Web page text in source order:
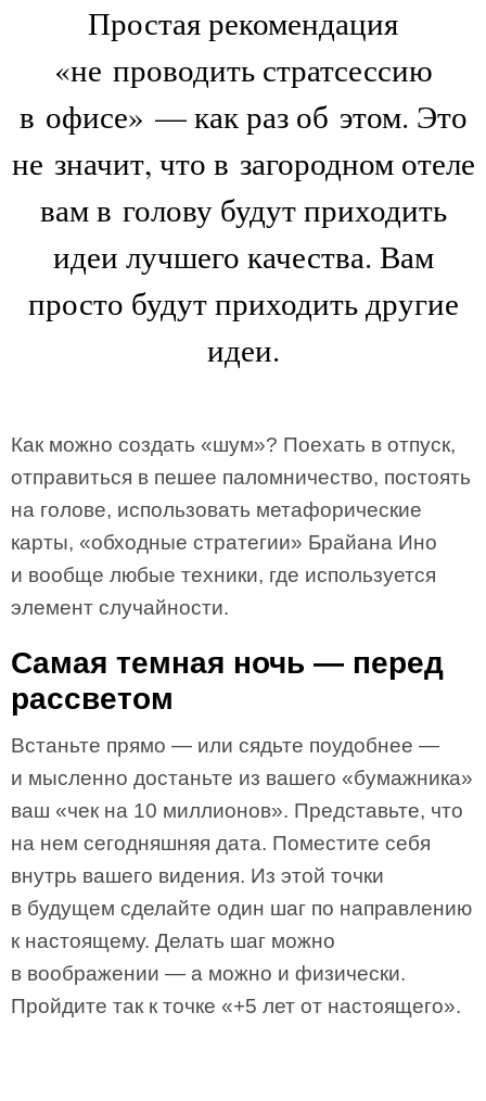
Простая рекомендация
«не проводить стратсессию
в офисе» — как раз об этом. Это
не значит, что в загородном отеле
вам в голову будут приходить
идеи лучшего качества. Вам
просто будут приходить другие
идеи.
Как можно создать «шум»? Поехать в отпуск,
отправиться в пешее паломничество, постоять
на голове, использовать метафорические
карты, «обходные стратегии» Брайана Ино
и вообще любые техники, где используется
элемент случайности.
Самая темная ночь — перед
рассветом
Встаньте прямо — или сядьте поудобнее —
и мысленно достаньте из вашего «бумажника»
ваш «чек на 10 миллионов». Представьте, что
на нем сегодняшняя дата. Поместите себя
внутрь вашего видения. Из этой точки
в будущем сделайте один шаг по направлению
к настоящему. Делать шаг можно
в воображении — а можно и физически.
Пройдите так к точке «+5 лет от настоящего».